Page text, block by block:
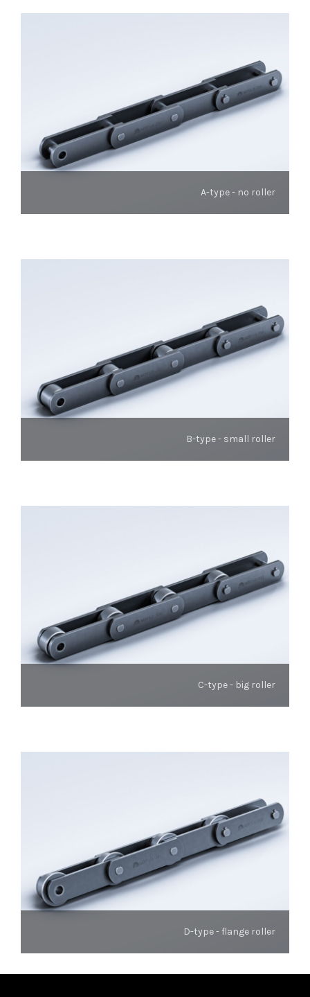
A-type - no roller
B-type - small roller
C-type - big roller
D-type - flange roller